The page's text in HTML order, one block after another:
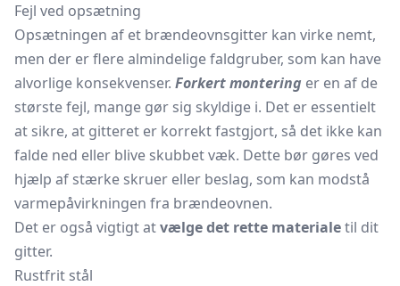
Fejl ved opsætning
Opsætningen af et brændeovnsgitter kan virke nemt,
men der er flere almindelige faldgruber, som kan have
alvorlige konsekvenser. Forkert montering er en af de
største fejl, mange gør sig skyldige i. Det er essentielt
at sikre, at gitteret er korrekt fastgjort, så det ikke kan
falde ned eller blive skubbet væk. Dette bør gøres ved
hjælp af stærke skruer eller beslag, som kan modstå
varmepåvirkningen fra brændeovnen.
Det er også vigtigt atvælge det rette materialetil dit
gitter.
Rustfrit stål